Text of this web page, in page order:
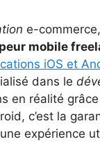
e-
mobile
iOS et
dans le
en réalité
c’est la
expérience